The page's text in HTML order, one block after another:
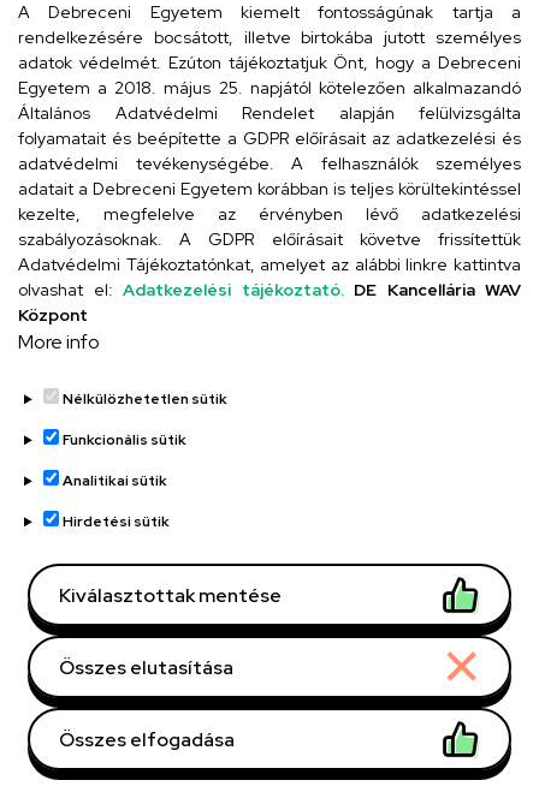
és Általános Iskolája Kossuth
utcai feladatellátási hely
("Kiskossuth")
Telefonszám
+36 52 518 616
Email
iskola@kossuth-alt.unideb.hu
Cím
Szervezeti telefonkönyv
UD telefonkönyv
A Debreceni Egyetem kiemelt fontosságúnak tartja a
rendelkezésére bocsátott, illetve birtokába jutott személyes
adatok védelmét. Ezúton tájékoztatjuk Önt, hogy a Debreceni
Egyetem a 2018. május 25. napjától kötelezően alkalmazandó
Általános Adatvédelmi Rendelet alapján felülvizsgálta
folyamatait és beépítette a GDPR előírásait az adatkezelési és
adatvédelmi tevékenységébe. A felhasználók személyes
adatait a Debreceni Egyetem korábban is teljes körültekintéssel
kezelte, megfelelve az érvényben lévő adatkezelési
szabályozásoknak. A GDPR előírásait követve frissítettük
Adatvédelmi Tájékoztatónkat, amelyet az alábbi linkre kattintva
olvashat el: Adatkezelési tájékoztató. DE Kancellária WAV
Központ
More info
Nélkülözhetetlen sütik
Funkcionális sütik
Analitikai sütik
Hirdetési sütik
Kiválasztottak mentése
Összes elutasítása
Összes elfogadása